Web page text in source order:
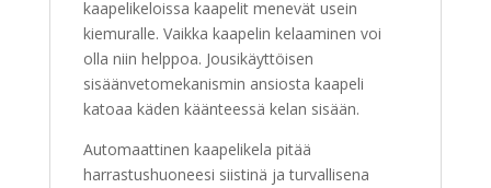
kaapelikeloissa kaapelit menevät usein
kiemuralle. Vaikka kaapelin kelaaminen voi
olla niin helppoa. Jousikäyttöisen
sisäänvetomekanismin ansiosta kaapeli
katoaa käden käänteessä kelan sisään.
Automaattinen kaapelikela pitää
harrastushuoneesi siistinä ja turvallisena